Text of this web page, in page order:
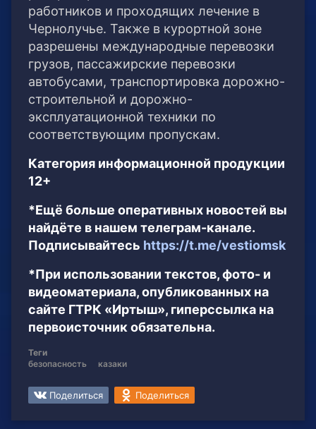
работников и проходящих лечение в
Чернолучье. Также в курортной зоне
разрешены международные перевозки
грузов, пассажирские перевозки
автобусами, транспортировка дорожно-
строительной и дорожно-
эксплуатационной техники по
соответствующим пропускам.
Категория информационной продукции
12+
*Ещё больше оперативных новостей вы
найдёте в нашем телеграм-канале.
Подписывайтесь https://t.me/vestiomsk
*При использовании текстов, фото- и
видеоматериала, опубликованных на
сайте ГТРК «Иртыш», гиперссылка на
первоисточник обязательна.
Теги
безопасность
казаки
Поделиться Поделиться